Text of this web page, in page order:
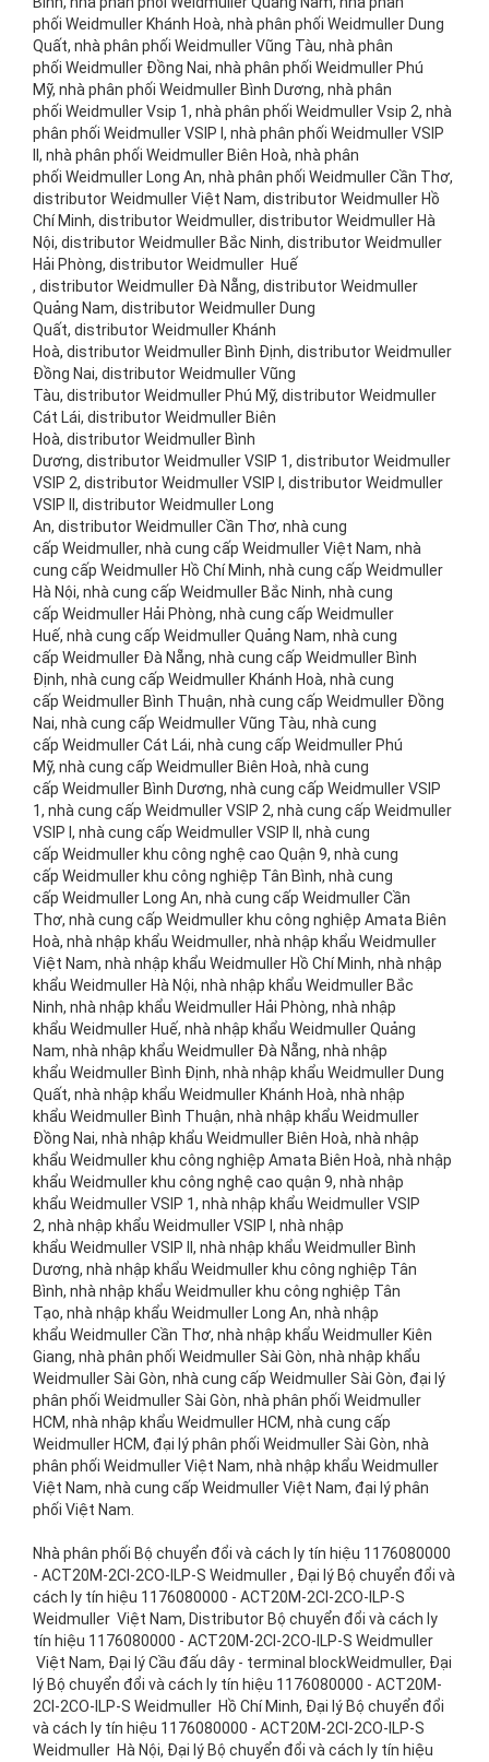
phối Weidmuller Khánh Hoà, nhà phân phối Weidmuller Dung
Quất, nhà phân phối Weidmuller Vũng Tàu, nhà phân
phối Weidmuller Đồng Nai, nhà phân phối Weidmuller Phú
Mỹ, nhà phân phối Weidmuller Bình Dương, nhà phân
phối Weidmuller Vsip 1, nhà phân phối Weidmuller Vsip 2, nhà
phân phối Weidmuller VSIP I, nhà phân phối Weidmuller VSIP
II, nhà phân phối Weidmuller Biên Hoà, nhà phân
phối Weidmuller Long An, nhà phân phối Weidmuller Cần Thơ,
distributor Weidmuller Việt Nam, distributor Weidmuller Hồ
Chí Minh, distributor Weidmuller, distributor Weidmuller Hà
Nội, distributor Weidmuller Bắc Ninh, distributor Weidmuller
Hải Phòng, distributor Weidmuller Huế
, distributor Weidmuller Đà Nẵng, distributor Weidmuller
Quảng Nam, distributor Weidmuller Dung
Quất, distributor Weidmuller Khánh
Hoà, distributor Weidmuller Bình Định, distributor Weidmuller
Đồng Nai, distributor Weidmuller Vũng
Tàu, distributor Weidmuller Phú Mỹ, distributor Weidmuller
Cát Lái, distributor Weidmuller Biên
Hoà, distributor Weidmuller Bình
Dương, distributor Weidmuller VSIP 1, distributor Weidmuller
VSIP 2, distributor Weidmuller VSIP I, distributor Weidmuller
VSIP II, distributor Weidmuller Long
An, distributor Weidmuller Cần Thơ, nhà cung
cấp Weidmuller, nhà cung cấp Weidmuller Việt Nam, nhà
cung cấp Weidmuller Hồ Chí Minh, nhà cung cấp Weidmuller
Hà Nội, nhà cung cấp Weidmuller Bắc Ninh, nhà cung
cấp Weidmuller Hải Phòng, nhà cung cấp Weidmuller
Huế, nhà cung cấp Weidmuller Quảng Nam, nhà cung
cấp Weidmuller Đà Nẵng, nhà cung cấp Weidmuller Bình
Định, nhà cung cấp Weidmuller Khánh Hoà, nhà cung
cấp Weidmuller Bình Thuận, nhà cung cấp Weidmuller Đồng
Nai, nhà cung cấp Weidmuller Vũng Tàu, nhà cung
cấp Weidmuller Cát Lái, nhà cung cấp Weidmuller Phú
Mỹ, nhà cung cấp Weidmuller Biên Hoà, nhà cung
cấp Weidmuller Bình Dương, nhà cung cấp Weidmuller VSIP
1, nhà cung cấp Weidmuller VSIP 2, nhà cung cấp Weidmuller
VSIP I, nhà cung cấp Weidmuller VSIP II, nhà cung
cấp Weidmuller khu công nghệ cao Quận 9, nhà cung
cấp Weidmuller khu công nghiệp Tân Bình, nhà cung
cấp Weidmuller Long An, nhà cung cấp Weidmuller Cần
Thơ, nhà cung cấp Weidmuller khu công nghiệp Amata Biên
Hoà, nhà nhập khẩu Weidmuller, nhà nhập khẩu Weidmuller
Việt Nam, nhà nhập khẩu Weidmuller Hồ Chí Minh, nhà nhập
khẩu Weidmuller Hà Nội, nhà nhập khẩu Weidmuller Bắc
Ninh, nhà nhập khẩu Weidmuller Hải Phòng, nhà nhập
khẩu Weidmuller Huế, nhà nhập khẩu Weidmuller Quảng
Nam, nhà nhập khẩu Weidmuller Đà Nẵng, nhà nhập
khẩu Weidmuller Bình Định, nhà nhập khẩu Weidmuller Dung
Quất, nhà nhập khẩu Weidmuller Khánh Hoà, nhà nhập
khẩu Weidmuller Bình Thuận, nhà nhập khẩu Weidmuller
Đồng Nai, nhà nhập khẩu Weidmuller Biên Hoà, nhà nhập
khẩu Weidmuller khu công nghiệp Amata Biên Hoà, nhà nhập
khẩu Weidmuller khu công nghệ cao quận 9, nhà nhập
khẩu Weidmuller VSIP 1, nhà nhập khẩu Weidmuller VSIP
2, nhà nhập khẩu Weidmuller VSIP I, nhà nhập
khẩu Weidmuller VSIP II, nhà nhập khẩu Weidmuller Bình
Dương, nhà nhập khẩu Weidmuller khu công nghiệp Tân
Bình, nhà nhập khẩu Weidmuller khu công nghiệp Tân
Tạo, nhà nhập khẩu Weidmuller Long An, nhà nhập
khẩu Weidmuller Cần Thơ, nhà nhập khẩu Weidmuller Kiên
Giang, nhà phân phối Weidmuller Sài Gòn, nhà nhập khẩu
Weidmuller Sài Gòn, nhà cung cấp Weidmuller Sài Gòn, đại lý
phân phối Weidmuller Sài Gòn, nhà phân phối Weidmuller
HCM, nhà nhập khẩu Weidmuller HCM, nhà cung cấp
Weidmuller HCM, đại lý phân phối Weidmuller Sài Gòn, nhà
phân phối Weidmuller Việt Nam, nhà nhập khẩu Weidmuller
Việt Nam, nhà cung cấp Weidmuller Việt Nam, đại lý phân
phối Việt Nam.
Nhà phân phối Bộ chuyển đổi và cách ly tín hiệu 1176080000 - ACT20M-2CI-2CO-ILP-S Weidmuller , Đại lý Bộ chuyển đổi và cách ly tín hiệu 1176080000 - ACT20M-2CI-2CO-ILP-S Weidmuller Việt Nam, Distributor Bộ chuyển đổi và cách ly tín hiệu 1176080000 - ACT20M-2CI-2CO-ILP-S Weidmuller Việt Nam, Đại lý Cầu đấu dây - terminal blockWeidmuller, Đại lý Bộ chuyển đổi và cách ly tín hiệu 1176080000 - ACT20M-2CI-2CO-ILP-S Weidmuller Hồ Chí Minh, Đại lý Bộ chuyển đổi và cách ly tín hiệu 1176080000 - ACT20M-2CI-2CO-ILP-S Weidmuller Hà Nội, Đại lý Bộ chuyển đổi và cách ly tín hiệu 1176080000 - ACT20M-2CI-2CO-ILP-S Weidmuller Bắc Ninh, Đại lý Bộ chuyển đổi và cách ly tín hiệu 1176080000 - ACT20M-2CI-2CO-ILP-S Weidmuller Hải Phòng, Đại lý Bộ chuyển đổi và cách ly tín hiệu 1176080000 - ACT20M-2CI-2CO-ILP-S Weidmuller Đà Nẵng, Đại lý Bộ chuyển đổi và cách ly tín hiệu 1176080000 - ACT20M-2CI-2CO-ILP-S Weidmuller Quảng Nam, Đại lý Bộ chuyển đổi và cách ly tín hiệu 1176080000 - ACT20M-2CI-2CO-ILP-S Weidmuller Khánh Hoà, Đại lý Bộ chuyển đổi và cách ly tín hiệu 1176080000 - ACT20M-2CI-2CO-ILP-S Weidmuller Vũng Tàu, Đại lý Bộ chuyển đổi và cách ly tín hiệu 1176080000 - ACT20M-2CI-2CO-ILP-S Weidmuller Phú Mỹ, Đại lý Bộ chuyển đổi và cách ly tín hiệu 1176080000 - ACT20M-2CI-2CO-ILP-S Weidmuller Bình Dương, Đại lý Bộ chuyển đổi và cách ly tín hiệu 1176080000 - ACT20M-2CI-2CO-ILP-S Weidmuller Đồng Nai, Đại lý Bộ chuyển đổi và cách ly tín hiệu 1176080000 - ACT20M-2CI-2CO-ILP-S Weidmuller Long An, Đại lý Bộ chuyển đổi và cách ly tín hiệu 1176080000 - ACT20M-2CI-2CO-ILP-S Weidmuller Cần Thơ, Đại lý Bộ chuyển đổi và cách ly tín hiệu 1176080000 - ACT20M-2CI-2CO-ILP-S Weidmuller Huế, nhà phân phối Bộ chuyển đổi và cách ly tín hiệu 1176080000 - ACT20M-2CI-2CO-ILP-S Weidmuller Việt Nam, nhà phân phối Bộ chuyển đổi và cách ly tín hiệu 1176080000 - ACT20M-2CI-2CO-ILP-S Weidmuller Hồ Chí Minh, nhà phân phối Bộ chuyển đổi và cách ly tín hiệu 1176080000 - ACT20M-2CI-2CO-ILP-S Weidmuller Hà Nội, nhà phân phối Bộ chuyển đổi và cách ly tín hiệu 1176080000 - ACT20M-2CI-2CO-ILP-S Weidmuller Đà Nẵng, nhà phân phối Bộ chuyển đổi và cách ly tín hiệu 1176080000 - ACT20M-2CI-2CO-ILP-S Weidmuller Bắc Ninh, nhà phân phối Bộ chuyển đổi và cách ly tín hiệu 1176080000 - ACT20M-2CI-2CO-ILP-S Weidmuller Hải Phòng, nhà phân phối Bộ chuyển đổi và cách ly tín hiệu 1176080000 - ACT20M-2CI-2CO-ILP-S Weidmuller Huế, nhà phân phối Bộ chuyển đổi và cách ly tín hiệu 1176080000 - ACT20M-2CI-2CO-ILP-S Weidmuller Ninh Bình, nhà phân phối Bộ chuyển đổi và cách ly tín hiệu 1176080000 - ACT20M-2CI-2CO-ILP-S Weidmuller Quảng Nam, nhà phân phối Bộ chuyển đổi và cách ly tín hiệu 1176080000 - ACT20M-2CI-2CO-ILP-S Weidmuller Khánh Hoà, nhà phân phối Bộ chuyển đổi và cách ly tín hiệu 1176080000 - ACT20M-2CI-2CO-ILP-S Weidmuller Dung Quất, nhà phân phối Bộ chuyển đổi và cách ly tín hiệu 1176080000 - ACT20M-2CI-2CO-ILP-S Weidmuller Vũng Tàu, nhà phân phối Bộ chuyển đổi và cách ly tín hiệu 1176080000 - ACT20M-2CI-2CO-ILP-S Weidmuller Đồng Nai, nhà phân phối Bộ chuyển đổi và cách ly tín hiệu 1176080000 - ACT20M-2CI-2CO-ILP-S Weidmuller Phú Mỹ, nhà phân phối Bộ chuyển đổi và cách ly tín hiệu 1176080000 - ACT20M-2CI-2CO-ILP-S Weidmuller Bình Dương, nhà phân phối Bộ chuyển đổi và cách ly tín hiệu 1176080000 - ACT20M-2CI-2CO-ILP-S Weidmuller Vsip 1, nhà phân phối Bộ chuyển đổi và cách ly tín hiệu 1176080000 - ACT20M-2CI-2CO-ILP-S Weidmuller Vsip 2, nhà phân phối Bộ chuyển đổi và cách ly tín hiệu 1176080000 - ACT20M-2CI-2CO-ILP-S Weidmuller VSIP I, nhà phân phối Bộ chuyển đổi và cách ly tín hiệu 1176080000 - ACT20M-2CI-2CO-ILP-S Weidmuller VSIP II, nhà phân phối Bộ chuyển đổi và cách ly tín hiệu 1176080000 - ACT20M-2CI-2CO-ILP-S Weidmuller Biên Hoà, nhà phân phối Bộ chuyển đổi và cách ly tín hiệu 1176080000 - ACT20M-2CI-2CO-ILP-S Weidmuller Long An, nhà phân phối Bộ chuyển đổi và cách ly tín hiệu 1176080000 - ACT20M-2CI-2CO-ILP-S Weidmuller Cần Thơ, distributor Bộ chuyển đổi và cách ly tín hiệu 1176080000 - ACT20M-2CI-2CO-ILP-S Weidmuller Việt Nam, distributor Bộ chuyển đổi và cách ly tín hiệu 1176080000 - ACT20M-2CI-2CO-ILP-S Weidmuller Hồ Chí Minh, distributor Cầu đấu dây - terminal blockWeidmuller, distributor Bộ chuyển đổi và cách ly tín hiệu 1176080000 - ACT20M-2CI-2CO-ILP-S Weidmuller Hà Nội, distributor Bộ chuyển đổi và cách ly tín hiệu 1176080000 - ACT20M-2CI-2CO-ILP-S Weidmuller Bắc Ninh, distributor Bộ chuyển đổi và cách ly tín hiệu 1176080000 - ACT20M-2CI-2CO-ILP-S Weidmuller Hải Phòng, distributor Bộ chuyển đổi và cách ly tín hiệu 1176080000 - ACT20M-2CI-2CO-ILP-S Weidmuller Huế , distributor Bộ chuyển đổi và cách ly tín hiệu 1176080000 - ACT20M-2CI-2CO-ILP-S Weidmuller Đà Nẵng, distributor Bộ chuyển đổi và cách ly tín hiệu 1176080000 - ACT20M-2CI-2CO-ILP-S Weidmuller Quảng Nam, distributor Bộ chuyển đổi và cách ly tín hiệu 1176080000 - ACT20M-2CI-2CO-ILP-S Weidmuller Dung Quất, distributor Bộ chuyển đổi và cách ly tín hiệu 1176080000 - ACT20M-2CI-2CO-ILP-S Weidmuller Khánh Hoà, distributor Bộ chuyển đổi và cách ly tín hiệu 1176080000 - ACT20M-2CI-2CO-ILP-S Weidmuller Bình Định, distributor Bộ chuyển đổi và cách ly tín hiệu 1176080000 - ACT20M-2CI-2CO-ILP-S Weidmuller Đồng Nai, distributor Bộ chuyển đổi và cách ly tín hiệu 1176080000 - ACT20M-2CI-2CO-ILP-S Weidmuller Vũng Tàu, distributor Bộ chuyển đổi và cách ly tín hiệu 1176080000 - ACT20M-2CI-2CO-ILP-S Weidmuller Phú Mỹ, distributor Bộ chuyển đổi và cách ly tín hiệu 1176080000 - ACT20M-2CI-2CO-ILP-S Weidmuller Cát Lái, distributor Bộ chuyển đổi và cách ly tín hiệu 1176080000 - ACT20M-2CI-2CO-ILP-S Weidmuller Biên Hoà, distributor Bộ chuyển đổi và cách ly tín hiệu 1176080000 - ACT20M-2CI-2CO-ILP-S Weidmuller Bình Dương, distributor Bộ chuyển đổi và cách ly tín hiệu 1176080000 - ACT20M-2CI-2CO-ILP-S Weidmuller VSIP 1, distributor Bộ chuyển đổi và cách ly tín hiệu 1176080000 - ACT20M-2CI-2CO-ILP-S Weidmuller VSIP 2, distributor Bộ chuyển đổi và cách ly tín hiệu 1176080000 - ACT20M-2CI-2CO-ILP-S Weidmuller VSIP I, distributor Bộ chuyển đổi và cách ly tín hiệu 1176080000 - ACT20M-2CI-2CO-ILP-S Weidmuller VSIP II, distributor Bộ chuyển đổi và cách ly tín hiệu 1176080000 - ACT20M-2CI-2CO-ILP-S Weidmuller Long An, distributor Bộ chuyển đổi và cách ly tín hiệu 1176080000 - ACT20M-2CI-2CO-ILP-S Weidmuller Cần Thơ, nhà cung cấp Cầu đấu dây - terminal blockWeidmuller, nhà cung cấp Bộ chuyển đổi và cách ly tín hiệu 1176080000 - ACT20M-2CI-2CO-ILP-S Weidmuller Việt Nam, nhà cung cấp Bộ chuyển đổi và cách ly tín hiệu 1176080000 - ACT20M-2CI-2CO-ILP-S Weidmuller Hồ Chí Minh, nhà cung cấp Bộ chuyển đổi và cách ly tín hiệu 1176080000 - ACT20M-2CI-2CO-ILP-S Weidmuller Hà Nội, nhà cung cấp Bộ chuyển đổi và cách ly tín hiệu 1176080000 - ACT20M-2CI-2CO-ILP-S Weidmuller Bắc Ninh, nhà cung cấp Bộ chuyển đổi và cách ly tín hiệu 1176080000 - ACT20M-2CI-2CO-ILP-S Weidmuller Hải Phòng, nhà cung cấp Bộ chuyển đổi và cách ly tín hiệu 1176080000 - ACT20M-2CI-2CO-ILP-S Weidmuller Huế, nhà cung cấp Bộ chuyển đổi và cách ly tín hiệu 1176080000 - ACT20M-2CI-2CO-ILP-S Weidmuller Quảng Nam, nhà cung cấp Bộ chuyển đổi và cách ly tín hiệu 1176080000 - ACT20M-2CI-2CO-ILP-S Weidmuller Đà Nẵng, nhà cung cấp Bộ chuyển đổi và cách ly tín hiệu 1176080000 - ACT20M-2CI-2CO-ILP-S Weidmuller Bình Định, nhà cung cấp Bộ chuyển đổi và cách ly tín hiệu 1176080000 - ACT20M-2CI-2CO-ILP-S Weidmuller Khánh Hoà, nhà cung cấp Bộ chuyển đổi và cách ly tín hiệu 1176080000 - ACT20M-2CI-2CO-ILP-S Weidmuller Bình Thuận, nhà cung cấp Bộ chuyển đổi và cách ly tín hiệu 1176080000 - ACT20M-2CI-2CO-ILP-S Weidmuller Đồng Nai, nhà cung cấp Bộ chuyển đổi và cách ly tín hiệu 1176080000 - ACT20M-2CI-2CO-ILP-S Weidmuller Vũng Tàu, nhà cung cấp Bộ chuyển đổi và cách ly tín hiệu 1176080000 - ACT20M-2CI-2CO-ILP-S Weidmuller Cát Lái, nhà cung cấp Bộ chuyển đổi và cách ly tín hiệu 1176080000 - ACT20M-2CI-2CO-ILP-S Weidmuller Phú Mỹ, nhà cung cấp Bộ chuyển đổi và cách ly tín hiệu 1176080000 - ACT20M-2CI-2CO-ILP-S Weidmuller Biên Hoà, nhà cung cấp Bộ chuyển đổi và cách ly tín hiệu 1176080000 - ACT20M-2CI-2CO-ILP-S Weidmuller Bình Dương, nhà cung cấp Bộ chuyển đổi và cách ly tín hiệu 1176080000 - ACT20M-2CI-2CO-ILP-S Weidmuller VSIP 1, nhà cung cấp Bộ chuyển đổi và cách ly tín hiệu 1176080000 - ACT20M-2CI-2CO-ILP-S Weidmuller VSIP 2, nhà cung cấp Bộ chuyển đổi và cách ly tín hiệu 1176080000 - ACT20M-2CI-2CO-ILP-S Weidmuller VSIP I, nhà cung cấp Bộ chuyển đổi và cách ly tín hiệu 1176080000 - ACT20M-2CI-2CO-ILP-S Weidmuller VSIP II, nhà cung cấp Bộ chuyển đổi và cách ly tín hiệu 1176080000 - ACT20M-2CI-2CO-ILP-S Weidmuller khu công nghệ cao Quận 9, nhà cung cấp Bộ chuyển đổi và cách ly tín hiệu 1176080000 - ACT20M-2CI-2CO-ILP-S Weidmuller khu công nghiệp Tân Bình, nhà cung cấp Bộ chuyển đổi và cách ly tín hiệu 1176080000 - ACT20M-2CI-2CO-ILP-S Weidmuller Long An, nhà cung cấp Bộ chuyển đổi và cách ly tín hiệu 1176080000 - ACT20M-2CI-2CO-ILP-S Weidmuller Cần Thơ, nhà cung cấp Bộ chuyển đổi và cách ly tín hiệu 1176080000 - ACT20M-2CI-2CO-ILP-S Weidmuller khu công nghiệp Amata Biên Hoà, nhà nhập khẩu Cầu đấu dây - terminal blockWeidmuller, nhà nhập khẩu Bộ chuyển đổi và cách ly tín hiệu 1176080000 - ACT20M-2CI-2CO-ILP-S Weidmuller Việt Nam, nhà nhập khẩu Bộ chuyển đổi và cách ly tín hiệu 1176080000 - ACT20M-2CI-2CO-ILP-S Weidmuller Hồ Chí Minh, nhà nhập khẩu Bộ chuyển đổi và cách ly tín hiệu 1176080000 - ACT20M-2CI-2CO-ILP-S Weidmuller Hà Nội, nhà nhập khẩu Bộ chuyển đổi và cách ly tín hiệu 1176080000 - ACT20M-2CI-2CO-ILP-S Weidmuller Bắc Ninh, nhà nhập khẩu Bộ chuyển đổi và cách ly tín hiệu 1176080000 - ACT20M-2CI-2CO-ILP-S Weidmuller Hải Phòng, nhà nhập khẩu Bộ chuyển đổi và cách ly tín hiệu 1176080000 - ACT20M-2CI-2CO-ILP-S Weidmuller Huế, nhà nhập khẩu Bộ chuyển đổi và cách ly tín hiệu 1176080000 - ACT20M-2CI-2CO-ILP-S Weidmuller Quảng Nam, nhà nhập khẩu Bộ chuyển đổi và cách ly tín hiệu 1176080000 - ACT20M-2CI-2CO-ILP